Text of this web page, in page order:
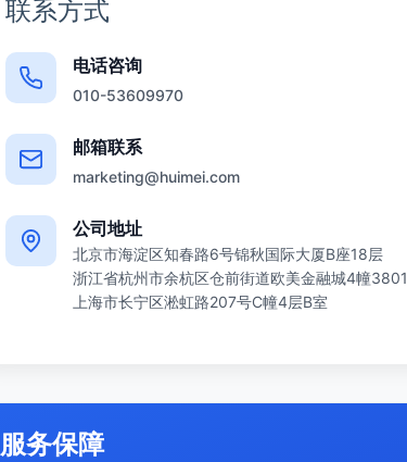
联系方式
电话咨询
010-53609970
邮箱联系
marketing@huimei.com
公司地址
北京市海淀区知春路6号锦秋国际大厦B座18层
浙江省杭州市余杭区仓前街道欧美金融城4幢3801
上海市长宁区淞虹路207号C幢4层B室
服务保障